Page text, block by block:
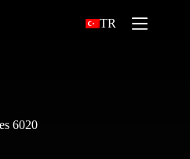
TR
6020